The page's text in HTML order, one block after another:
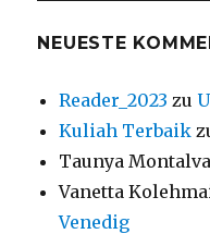
NEUESTE
Reader_2023 zu
Kuliah Terbaik
Taunya
Vanetta
Venedig